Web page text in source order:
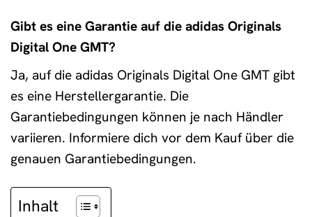
Gibt es eine Garantie auf die adidas Originals
Digital One GMT?
Ja, auf die adidas Originals Digital One GMT gibt
es eine Herstellergarantie. Die
Garantiebedingungen können je nach Händler
variieren. Informiere dich vor dem Kauf über die
genauen Garantiebedingungen.
Inhalt